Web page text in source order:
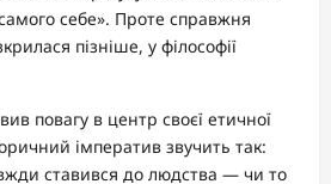
себе». Проте справжня
пізніше, у філософії
повагу в центр своєї етичної
імператив звучить так:
ставився до людства — чи то